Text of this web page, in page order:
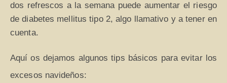
dos refrescos a la semana puede aumentar el riesgo
de diabetes mellitus tipo 2, algo llamativo y a tener en
cuenta.
Aquí os dejamos algunos tips básicos para evitar los
excesos navideños: